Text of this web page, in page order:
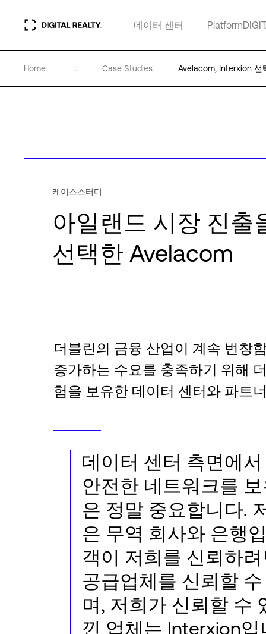
데이터 센터
Home ... Case Studies Avelacom, Interxion 선
케이스스터디
아일랜드 시장 진출
선택한 Avelacom
더블린의 금융 산업이 계속 번창
증가하는 수요를 충족하기 위해
험을 보유한 데이터 센터와 파트
데이터 센터 측면에
안전한 네트워크를
은 정말 중요합니다.
은 무역 회사와 은행
객이 저희를 신뢰하
공급업체를 신뢰할
며, 저희가 신뢰할 수
낀 업체는 Interxion입